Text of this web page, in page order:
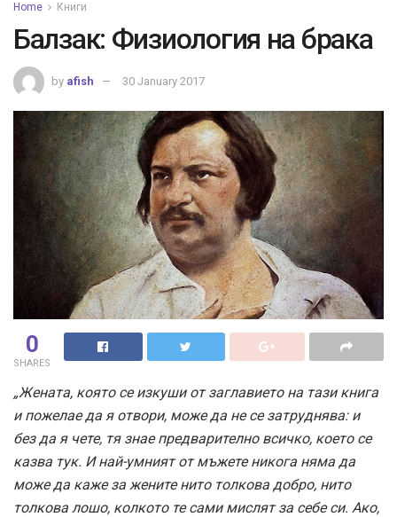
Home Книги
Балзак: Физиология на брака
by afish 30 January 2017
0
SHARES
„Жената, която се изкуши от заглавието на тази книга
и пожелае да я отвори, може да не се затруднява: и
без да я чете, тя знае предварително всичко, което се
казва тук. И най-умният от мъжете никога няма да
може да каже за жените нито толкова добро, нито
толкова лошо, колкото те сами мислят за себе си. Ако,